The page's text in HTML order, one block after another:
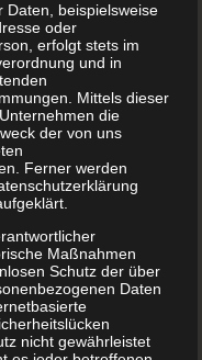
Daten, beispielsweise
oder
erfolgt stets im
und in
Mittels dieser
die
der von uns
Ferner werden
Maßnahmen
Schutz der über
Daten
nicht gewährleistet